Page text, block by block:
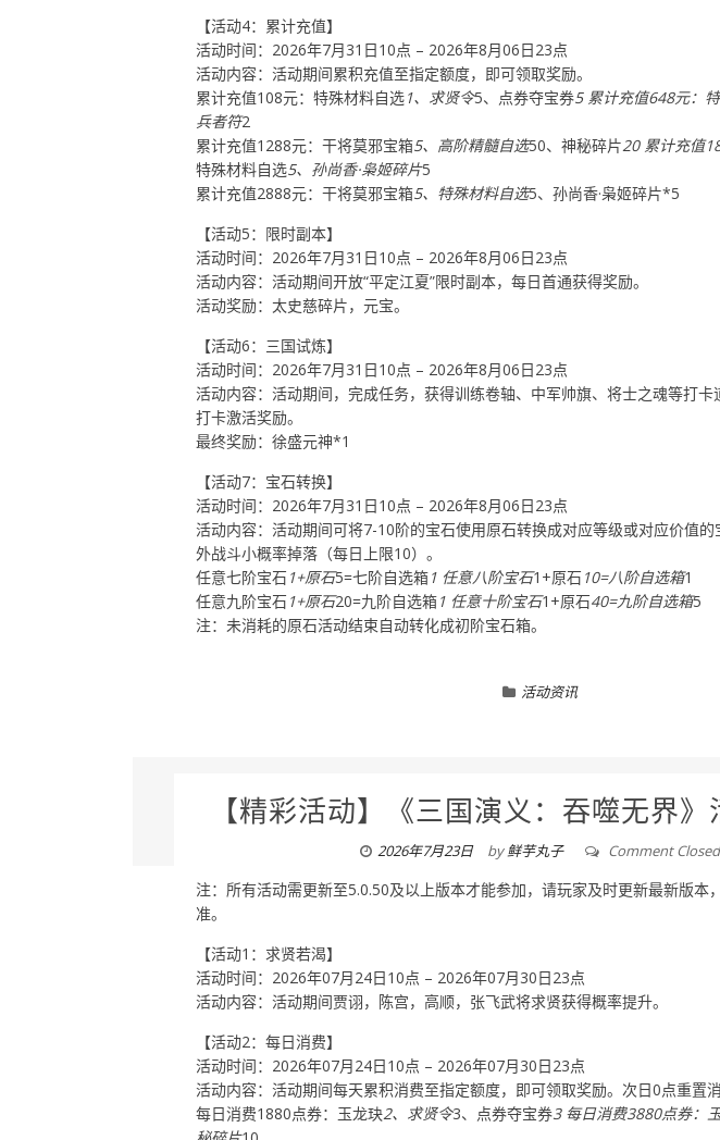
【活动4：累计充值】
活动时间：2026年7月31日10点 – 2026年8月06日23点
活动内容：活动期间累积充值至指定额度，即可领取奖励。
累计充值108元：特殊材料自选1、求贤令5、点券夺宝券5 累计充值648元：
兵者符2
累计充值1288元：干将莫邪宝箱5、高阶精髓自选50、神秘碎片20 累计充值
特殊材料自选5、孙尚香·枭姬碎片5
累计充值2888元：干将莫邪宝箱5、特殊材料自选5、孙尚香·枭姬碎片*5
【活动5：限时副本】
活动时间：2026年7月31日10点 – 2026年8月06日23点
活动内容：活动期间开放“平定江夏”限时副本，每日首通获得奖励。
活动奖励：太史慈碎片，元宝。
【活动6：三国试炼】
活动时间：2026年7月31日10点 – 2026年8月06日23点
活动内容：活动期间，完成任务，获得训练卷轴、中军帅旗、将士之魂等打
打卡激活奖励。
最终奖励：徐盛元神*1
【活动7：宝石转换】
活动时间：2026年7月31日10点 – 2026年8月06日23点
活动内容：活动期间可将7-10阶的宝石使用原石转换成对应等级或对应价值
外战斗小概率掉落（每日上限10）。
任意七阶宝石 1+原石5=七阶自选箱1 任意八阶宝石1+原石 10=八阶自选箱1
任意九阶宝石 1+原石20=九阶自选箱1 任意十阶宝石1+原石40=九阶自选箱5
注：未消耗的原石活动结束自动转化成初阶宝石箱。
活动资讯
【精彩活动】《三国演义：吞噬无界
2026年7月23日 by鲜芋丸子 Comment Closed
注：所有活动需更新至5.0.50及以上版本才能参加，请玩家及时更新最新版本
准。
【活动1：求贤若渴】
活动时间：2026年07月24日10点 – 2026年07月30日23点
活动内容：活动期间贾诩，陈宫，高顺，张飞武将求贤获得概率提升。
【活动2：每日消费】
活动时间：2026年07月24日10点 – 2026年07月30日23点
活动内容：活动期间每天累积消费至指定额度，即可领取奖励。次日0点重置消
每日消费1880点券：玉龙玦2、求贤令3、点券夺宝券3 每日消费3880点券：